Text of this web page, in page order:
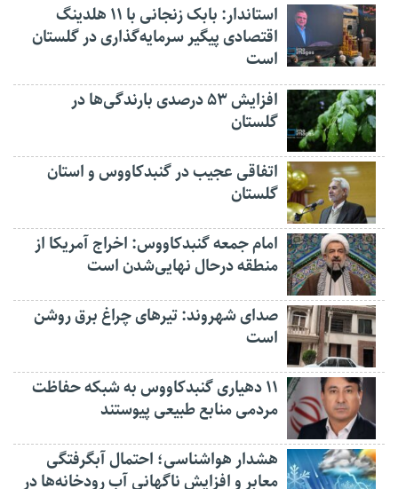
استاندار: بابک زنجانی با ۱۱ هلدینگ
اقتصادی پیگیر سرمایه‌گذاری در گلستان
است
افزایش ۵۳ درصدی بارندگی‌ها در
گلستان
اتفاقی عجیب در‌ گنبدکاووس و استان
گلستان
امام جمعه گنبدکاووس: اخراج آمریکا از
منطقه درحال نهایی‌شدن است
صدای شهروند: تیرهای چراغ برق روشن
است
۱۱ دهیاری گنبدکاووس به شبکه حفاظت
مردمی منابع طبیعی پیوستند
هشدار هواشناسی؛ احتمال آبگرفتگی
معابر و افزایش ناگهانی آب رودخانه‌ها در